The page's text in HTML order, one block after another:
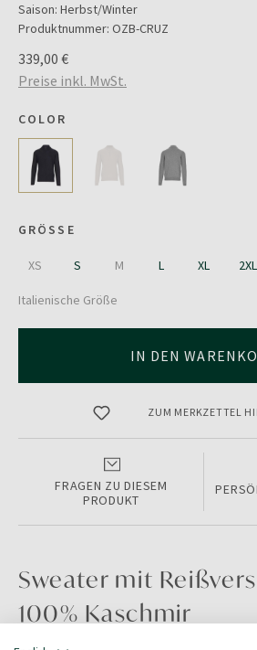
Saison: Herbst/Winter
Produktnummer: OZB-CRUZ
339,00 €
Preise inkl. MwSt.
COLOR
GRÖSSE
XS S M L XL 2XL
Italienische Größe
IN DEN
ZUM MERKZETTEL
FRAGEN ZU DIESEM
PRODUKT
Sweater mit
100% Kaschmir